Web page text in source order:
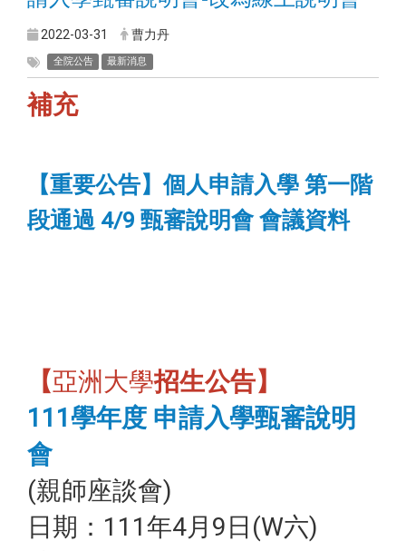
2022-03-31 曹力丹
全院公告 最新消息
補充
【重要公告】個人申請入學 第一階
段通過 4/9 甄審說明會 會議資料
【亞洲大學招生公告】
111學年度 申請入學甄審說明
會
(親師座談會)
日期：111年4月9日(W六)